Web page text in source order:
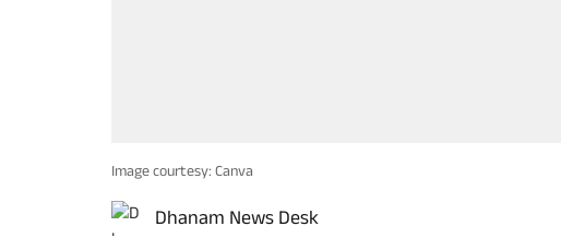
Image courtesy: Canva
Dhanam News Desk